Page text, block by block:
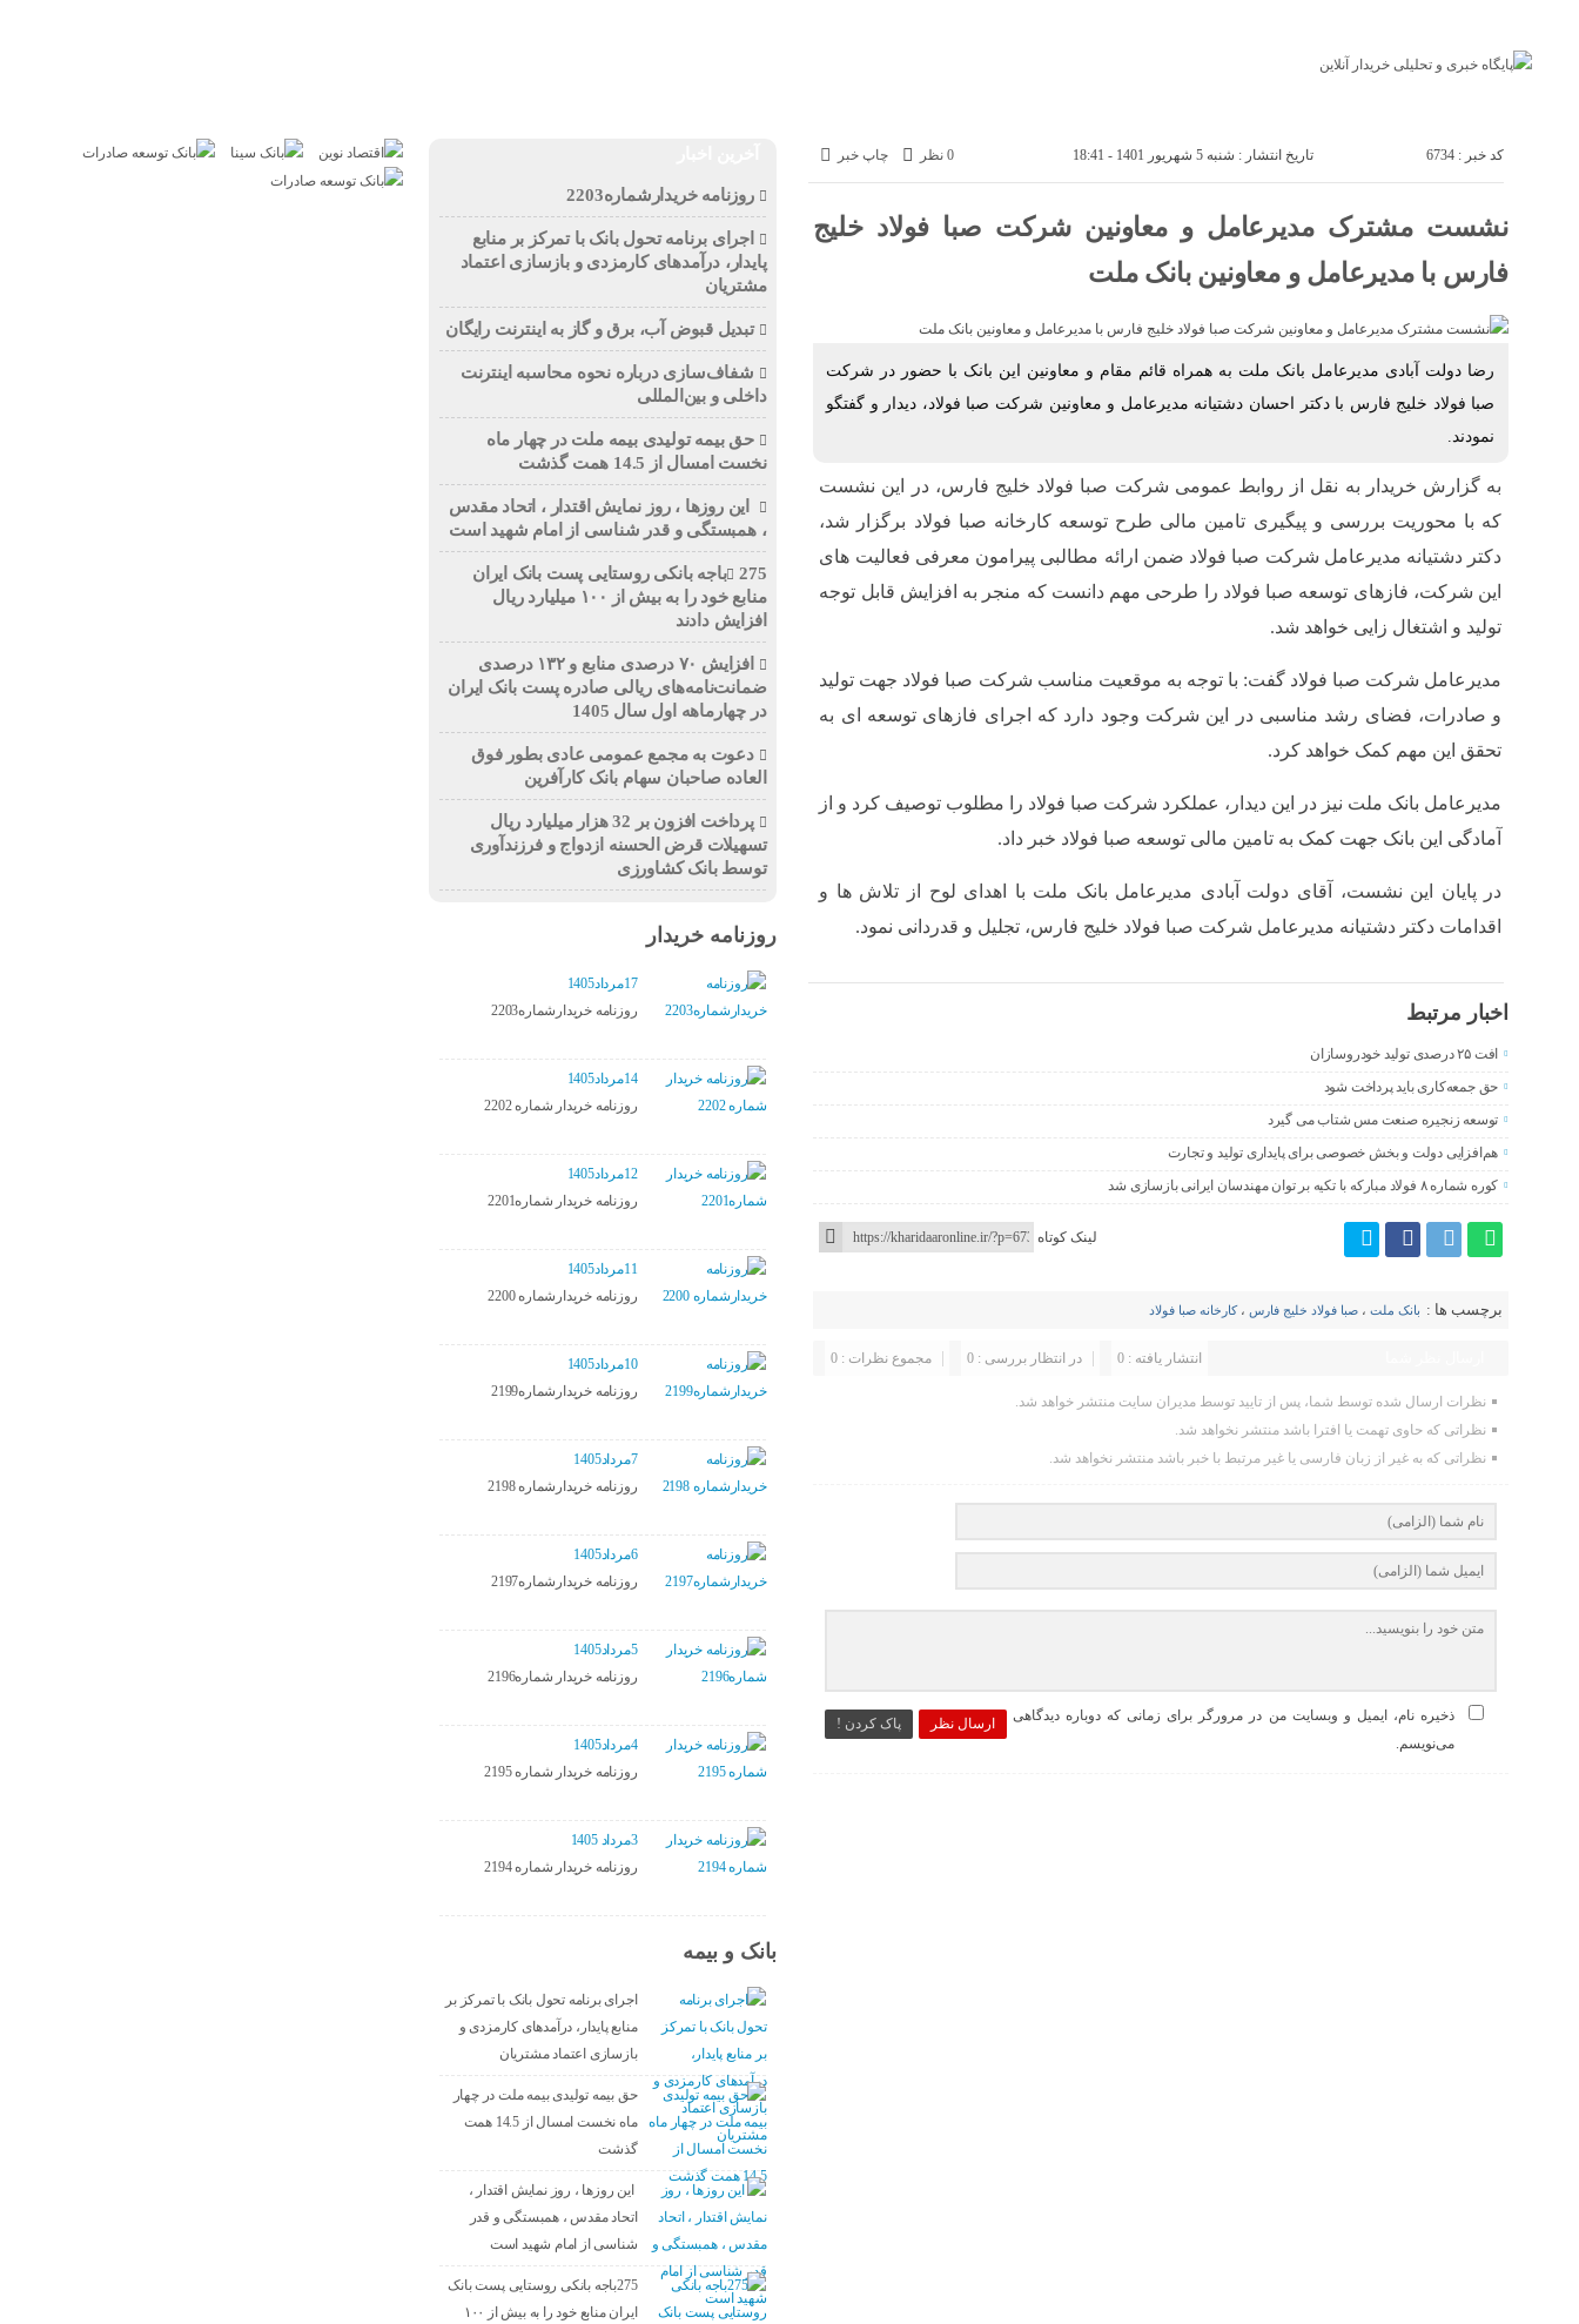
کد خبر : 6734 تاریخ انتشار : شنبه 5 شهریور 1401 - 18:41 چاپ خبر 0 نظر
نشست مشترک مدیرعامل و معاونین شرکت صبا فولاد خلیج
فارس با مدیرعامل و معاونین بانک ملت
رضا دولت آبادى مدیرعامل بانک ملت به همراه قائم مقام و معاونین این بانک با حضور در شرکت
صبا فولاد خلیج فارس با دکتر احسان دشتیانه مدیرعامل و معاونین شرکت صبا فولاد، دیدار و گفتگو
نمودند.
به گزارش خریدار به نقل از روابط عمومى شرکت صبا فولاد خلیج فارس، در این نشست
که با محوریت بررسی و پیگیری تامین مالی طرح توسعه کارخانه صبا فولاد برگزار شد،
دکتر دشتیانه مدیرعامل شرکت صبا فولاد ضمن ارائه مطالبی پیرامون معرفی فعالیت های
این شرکت، فازهای توسعه صبا فولاد را طرحی مهم دانست که منجر به افزایش قابل توجه
تولید و اشتغال زایی خواهد شد.
مدیرعامل شرکت صبا فولاد گفت: با توجه به موقعیت مناسب شرکت صبا فولاد جهت تولید
و صادرات، فضاى رشد مناسبی در این شرکت وجود دارد که اجرای فازهای توسعه ای به
تحقق این مهم کمک خواهد کرد.
مدیرعامل بانک ملت نیز در این دیدار، عملکرد شرکت صبا فولاد را مطلوب توصیف کرد و از
آمادگى این بانک جهت کمک به تامین مالی توسعه صبا فولاد خبر داد.
در پایان این نشست، آقاى دولت آبادى مدیرعامل بانک ملت با اهدای لوح از تلاش ها و
اقدامات دکتر دشتیانه مدیرعامل شرکت صبا فولاد خلیج فارس، تجلیل و قدردانی نمود.​
اخبار مرتبط
افت ۲۵ درصدی تولید خودروسازان
حق جمعه‌کاری باید پرداخت شود
توسعه زنجیره صنعت مس شتاب می گیرد
هم‌افزایی دولت و بخش خصوصی برای پایداری تولید و تجارت
کوره شماره ۸ فولاد مبارکه با تکیه بر توان مهندسان ایرانی بازسازی شد
لینک کوتاه
برچسب ها : بانک ملت ، صبا فولاد خلیج فارس ،کارخانه صبا فولاد
مجموع نظرات : 0 در انتظار بررسی : 0 انتشار یافته : 0
نظرات ارسال شده توسط شما، پس از تایید توسط مدیران سایت منتشر خواهد شد.
نظراتی که حاوی تهمت یا افترا باشد منتشر نخواهد شد.
نظراتی که به غیر از زبان فارسی یا غیر مرتبط با خبر باشد منتشر نخواهد شد.
ارسال نظر پاک کردن !
ذخیره نام، ایمیل و وبسایت من در مرورگر برای زمانی که دوباره دیدگاهی
می‌نویسم.
روزنامه خریدارشماره2203
اجرای برنامه تحول بانک با تمرکز بر منابع
پایدار، درآمدهای کارمزدی و بازسازی اعتماد
مشتریان
تبدیل قبوض آب، برق و گاز به اینترنت رایگان
شفاف‌سازی درباره نحوه محاسبه اینترنت
داخلی و بین‌المللی
حق بیمه تولیدی بیمه ملت در چهار ماه
نخست امسال از 14.5 همت گذشت
این روزها ، روز نمایش اقتدار ، اتحاد مقدس
، همبستگی و قدر شناسی از امام شهید است
275باجه بانکی روستایی پست بانک ایران
منابع خود را به بیش از ۱۰۰ میلیارد ریال
افزایش دادند
افزایش ۷۰ درصدی منابع و ۱۳۲ درصدی
ضمانت‌نامه‌های ریالی صادره پست بانک ایران
در چهارماهه اول سال 1405
دعوت به مجمع عمومی عادی بطور فوق
العاده صاحبان سهام بانک کارآفرین
پرداخت افزون بر 32 هزار میلیارد ریال
تسهیلات قرض الحسنه ازدواج و فرزندآوری
توسط بانک کشاورزی
روزنامه خریدار
17مرداد1405
روزنامه خریدارشماره2203
14مرداد1405
روزنامه خریدار شماره 2202
12مرداد1405
روزنامه خریدار شماره2201
11مرداد1405
روزنامه خریدارشماره 2200
10مرداد1405
روزنامه خریدارشماره2199
7مرداد1405
روزنامه خریدارشماره 2198
6مرداد1405
روزنامه خریدارشماره2197
5مرداد1405
روزنامه خریدار شماره2196
4مرداد1405
روزنامه خریدار شماره 2195
3مرداد 1405
روزنامه خریدار شماره 2194
بانک و بیمه
اجرای برنامه تحول بانک با تمرکز بر
منابع پایدار، درآمدهای کارمزدی و
بازسازی اعتماد مشتریان
حق بیمه تولیدی بیمه ملت در چهار
ماه نخست امسال از 14.5 همت
گذشت
این روزها ، روز نمایش اقتدار ،
اتحاد مقدس ، همبستگی و قدر
شناسی از امام شهید است
275باجه بانکی روستایی پست بانک
ایران منابع خود را به بیش از ۱۰۰